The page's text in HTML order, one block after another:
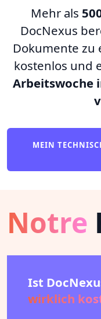
Mehr als
DocNexus
Dokumente zu
kostenlos und
Arbeitswoche
MEIN
Notre
Ist
wirklich